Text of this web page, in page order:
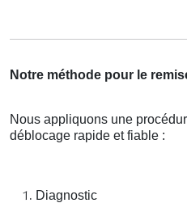
Notre méthode pour le
Nous appliquons une
déblocage rapide et fiable :
Diagnostic